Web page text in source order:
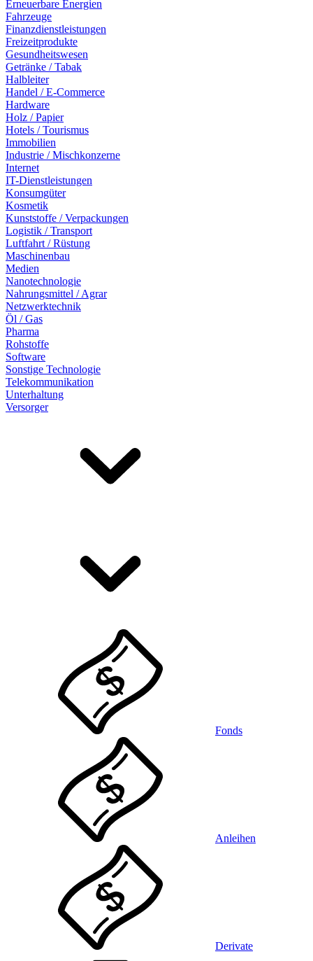
Erneuerbare Energien
Fahrzeuge
Finanzdienstleistungen
Freizeitprodukte
Gesundheitswesen
Getränke / Tabak
Halbleiter
Handel / E-Commerce
Hardware
Holz / Papier
Hotels / Tourismus
Immobilien
Industrie / Mischkonzerne
Internet
IT-Dienstleistungen
Konsumgüter
Kosmetik
Kunststoffe / Verpackungen
Logistik / Transport
Luftfahrt / Rüstung
Maschinenbau
Medien
Nanotechnologie
Nahrungsmittel / Agrar
Netzwerktechnik
Öl / Gas
Pharma
Rohstoffe
Software
Sonstige Technologie
Telekommunikation
Unterhaltung
Versorger
Fonds
Anleihen
Derivate